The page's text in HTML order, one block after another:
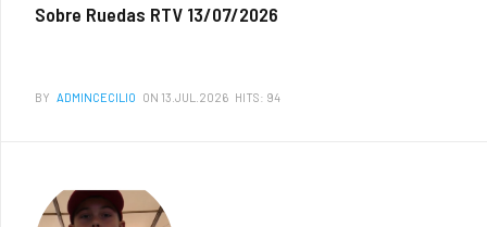
Sobre Ruedas RTV 13/07/2026
BY ADMINCECILIO ON 13.JUL.2026 HITS: 94